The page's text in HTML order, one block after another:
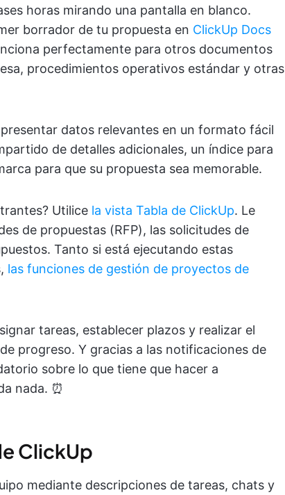
horas mirando una pantalla en blanco.
borrador de tu propuesta en ClickUp Docs
perfectamente para otros documentos
procedimientos operativos estándar y otras
datos relevantes en un formato fácil
de detalles adicionales, un índice para
para que su propuesta sea memorable.
Utilice la vista Tabla de ClickUp. Le
de propuestas (RFP), las solicitudes de
Tanto si está ejecutando estas
las funciones de gestión de proyectos de
tareas, establecer plazos y realizar el
progreso. Y gracias a las notificaciones de
sobre lo que tiene que hacer a
nada. ⏰
ClickUp
mediante descripciones de tareas, chats y